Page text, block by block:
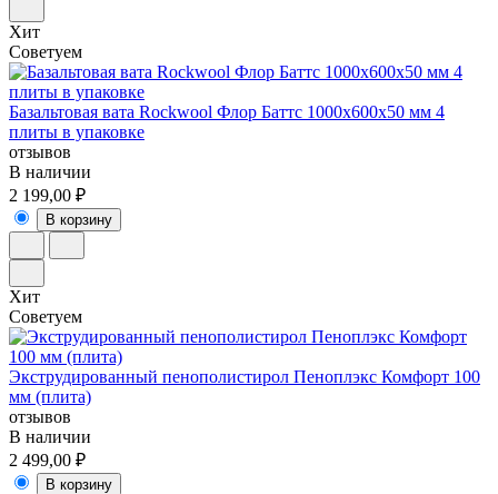
Хит
Советуем
Базальтовая вата Rockwool Флор Баттс 1000х600х50 мм 4
плиты в упаковке
отзывов
В наличии
2 199,00 ₽
В корзину
Хит
Советуем
Экструдированный пенополистирол Пеноплэкс Комфорт 100
мм (плита)
отзывов
В наличии
2 499,00 ₽
В корзину